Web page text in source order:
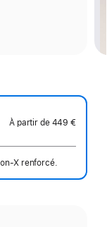
À partir de 449 €
renforcé.